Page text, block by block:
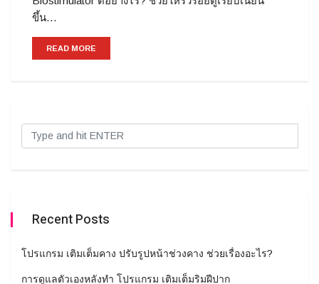
ขึ้น…
READ MORE
Recent Posts
โปรแกรม เติมเต็มคาง ปรับรูปหน้าช่วงคาง ช่วยเรื่องอะไร?
การดูแลตัวเองหลังทำ โปรแกรม เติมเต็มริมฝีปาก